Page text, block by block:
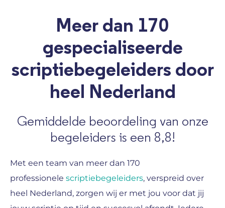
Meer dan 170
gespecialiseerde
scriptiebegeleiders door
heel Nederland
Gemiddelde beoordeling van onze
begeleiders is een 8,8!
Met een team van meer dan 170
professionele scriptiebegeleiders, verspreid over
heel Nederland, zorgen wij er met jou voor dat jij